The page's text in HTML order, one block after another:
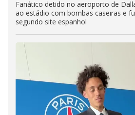
Fanático detido no aeroporto de
ao estádio com bombas caseiras e
segundo site espanhol